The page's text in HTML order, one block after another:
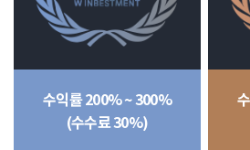
수익률 200% ~ 300%
(수수료 30%)